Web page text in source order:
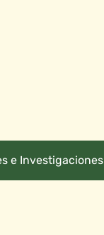
e Investigaciones